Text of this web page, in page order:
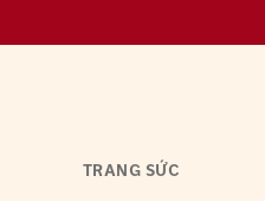
TRANG SỨC